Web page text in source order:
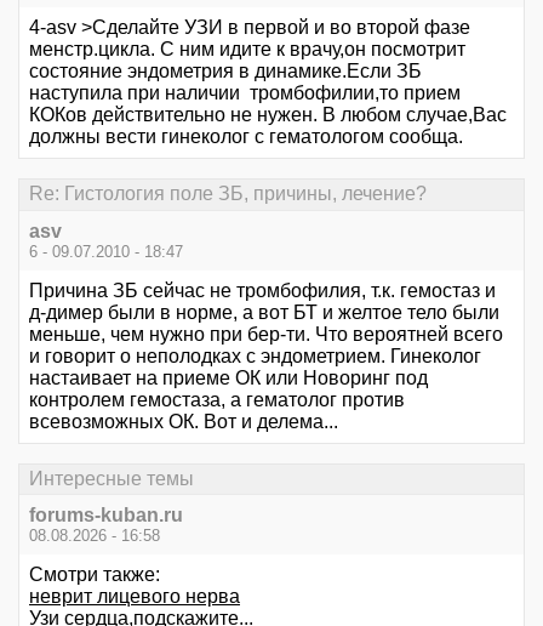
4-asv >Сделайте УЗИ в первой и во второй фазе
менстр.цикла. С ним идите к врачу,он посмотрит
состояние эндометрия в динамике.Если ЗБ
наступила при наличии тромбофилии,то прием
КОКов действительно не нужен. В любом случае,Вас
должны вести гинеколог с гематологом сообща.
Re: Гистология поле ЗБ, причины, лечение?
asv
6 - 09.07.2010 - 18:47
Причина ЗБ сейчас не тромбофилия, т.к. гемостаз и
д-димер были в норме, а вот БТ и желтое тело были
меньше, чем нужно при бер-ти. Что вероятней всего
и говорит о неполодках с эндометрием. Гинеколог
настаивает на приеме ОК или Новоринг под
контролем гемостаза, а гематолог против
всевозможных ОК. Вот и делема...
Интересные темы
forums-kuban.ru
08.08.2026 - 16:58
Смотри также:
неврит лицевого нерва
Узи сердца,подскажите...